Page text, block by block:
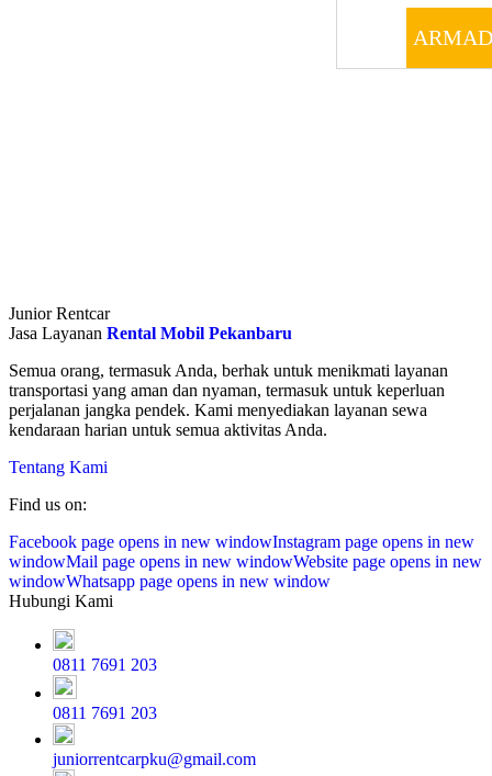
Junior Rentcar
Jasa Layanan Rental Mobil Pekanbaru
Semua orang, termasuk Anda, berhak untuk menikmati layanan
transportasi yang aman dan nyaman, termasuk untuk keperluan
perjalanan jangka pendek. Kami menyediakan layanan sewa
kendaraan harian untuk semua aktivitas Anda.
Tentang Kami
Find us on:
Facebook page opens in new windowInstagram page opens in new
windowMail page opens in new windowWebsite page opens in new
windowWhatsapp page opens in new window
Hubungi Kami
0811 7691 203
0811 7691 203
juniorrentcarpku@gmail.com